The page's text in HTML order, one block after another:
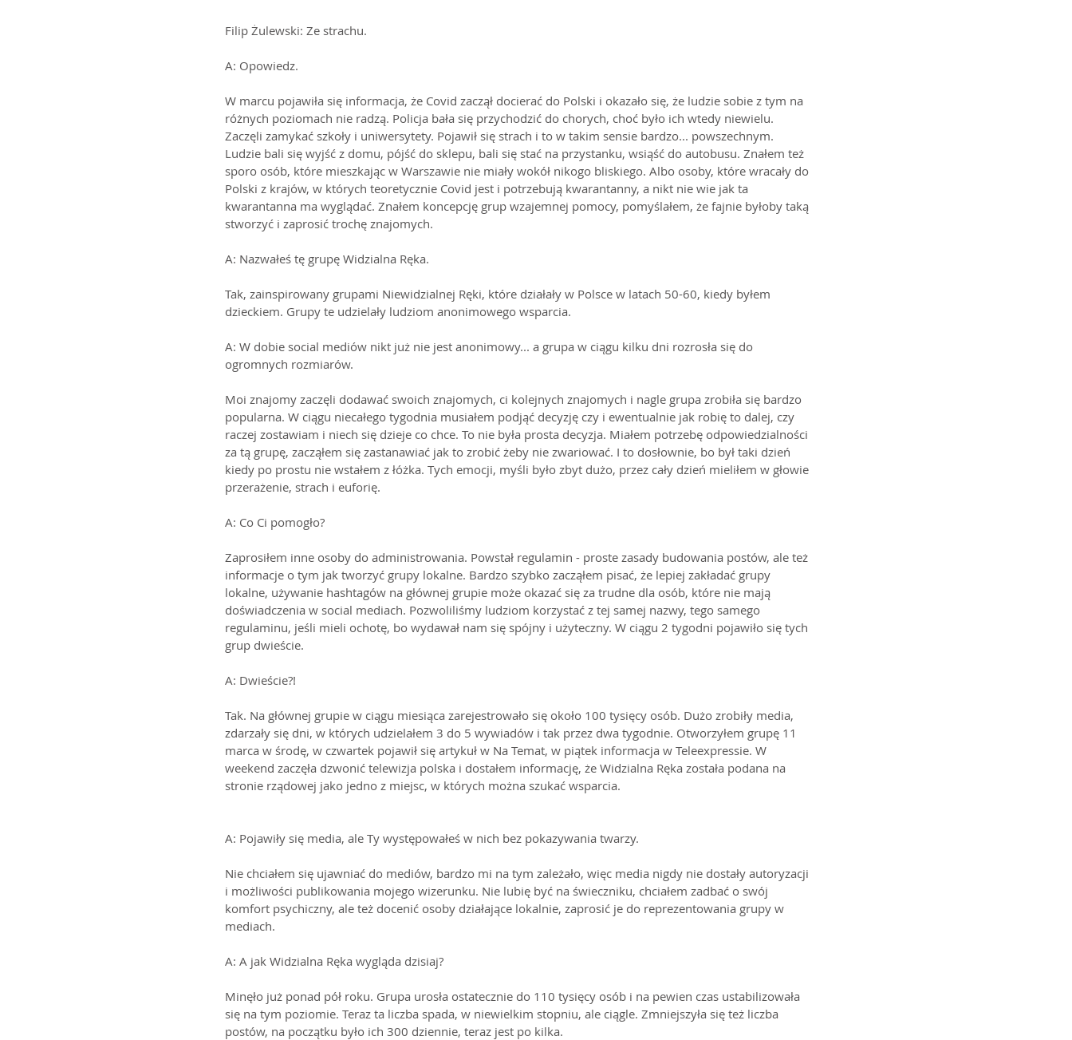
Filip Żulewski: Ze strachu.
A: Opowiedz.
W marcu pojawiła się informacja, że Covid zaczął docierać do Polski i okazało się, że ludzie sobie z tym na
różnych poziomach nie radzą. Policja bała się przychodzić do chorych, choć było ich wtedy niewielu.
Zaczęli zamykać szkoły i uniwersytety. Pojawił się strach i to w takim sensie bardzo... powszechnym.
Ludzie bali się wyjść z domu, pójść do sklepu, bali się stać na przystanku, wsiąść do autobusu. Znałem też
sporo osób, które mieszkając w Warszawie nie miały wokół nikogo bliskiego. Albo osoby, które wracały do
Polski z krajów, w których teoretycznie Covid jest i potrzebują kwarantanny, a nikt nie wie jak ta
kwarantanna ma wyglądać. Znałem koncepcję grup wzajemnej pomocy, pomyślałem, że fajnie byłoby taką
stworzyć i zaprosić trochę znajomych.
A: Nazwałeś tę grupę Widzialna Ręka.
Tak, zainspirowany grupami Niewidzialnej Ręki, które działały w Polsce w latach 50-60, kiedy byłem
dzieckiem. Grupy te udzielały ludziom anonimowego wsparcia.
A: W dobie social mediów nikt już nie jest anonimowy... a grupa w ciągu kilku dni rozrosła się do
ogromnych rozmiarów.
Moi znajomy zaczęli dodawać swoich znajomych, ci kolejnych znajomych i nagle grupa zrobiła się bardzo
popularna. W ciągu niecałego tygodnia musiałem podjąć decyzję czy i ewentualnie jak robię to dalej, czy
raczej zostawiam i niech się dzieje co chce. To nie była prosta decyzja. Miałem potrzebę odpowiedzialności
za tą grupę, zacząłem się zastanawiać jak to zrobić żeby nie zwariować. I to dosłownie, bo był taki dzień
kiedy po prostu nie wstałem z łóżka. Tych emocji, myśli było zbyt dużo, przez cały dzień mieliłem w głowie
przerażenie, strach i euforię.
A: Co Ci pomogło?
Zaprosiłem inne osoby do administrowania. Powstał regulamin - proste zasady budowania postów, ale też
informacje o tym jak tworzyć grupy lokalne. Bardzo szybko zacząłem pisać, że lepiej zakładać grupy
lokalne, używanie hashtagów na głównej grupie może okazać się za trudne dla osób, które nie mają
doświadczenia w social mediach. Pozwoliliśmy ludziom korzystać z tej samej nazwy, tego samego
regulaminu, jeśli mieli ochotę, bo wydawał nam się spójny i użyteczny. W ciągu 2 tygodni pojawiło się tych
grup dwieście.
A: Dwieście?!
Tak. Na głównej grupie w ciągu miesiąca zarejestrowało się około 100 tysięcy osób. Dużo zrobiły media,
zdarzały się dni, w których udzielałem 3 do 5 wywiadów i tak przez dwa tygodnie. Otworzyłem grupę 11
marca w środę, w czwartek pojawił się artykuł w Na Temat, w piątek informacja w Teleexpressie. W
weekend zaczęła dzwonić telewizja polska i dostałem informację, że Widzialna Ręka została podana na
stronie rządowej jako jedno z miejsc, w których można szukać wsparcia.
A: Pojawiły się media, ale Ty występowałeś w nich bez pokazywania twarzy.
Nie chciałem się ujawniać do mediów, bardzo mi na tym zależało, więc media nigdy nie dostały autoryzacji
i możliwości publikowania mojego wizerunku. Nie lubię być na świeczniku, chciałem zadbać o swój
komfort psychiczny, ale też docenić osoby działające lokalnie, zaprosić je do reprezentowania grupy w
mediach.
A: A jak Widzialna Ręka wygląda dzisiaj?
Minęło już ponad pół roku. Grupa urosła ostatecznie do 110 tysięcy osób i na pewien czas ustabilizowała
się na tym poziomie. Teraz ta liczba spada, w niewielkim stopniu, ale ciągle. Zmniejszyła się też liczba
postów, na początku było ich 300 dziennie, teraz jest po kilka.